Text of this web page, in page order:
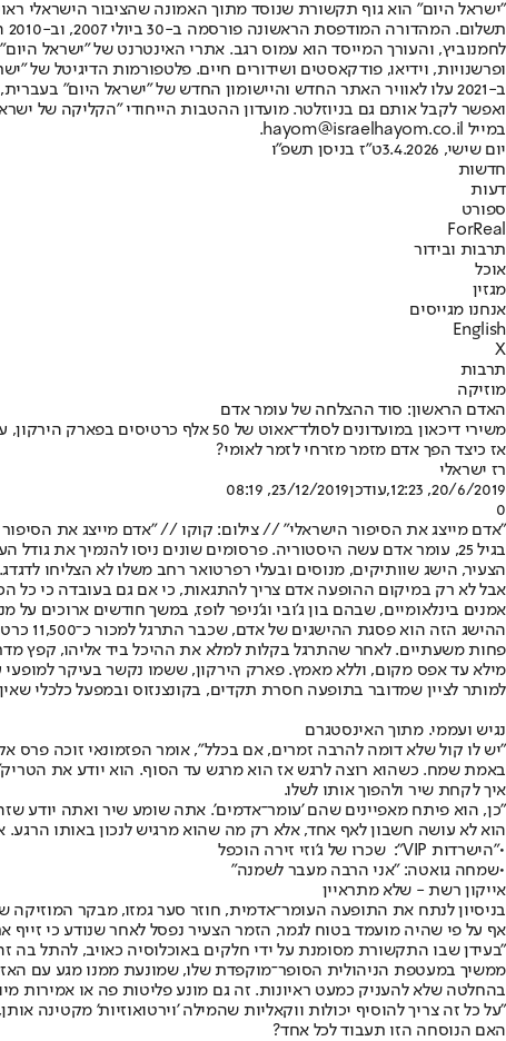
"ישראל היום" הוא גוף תקשורת שנוסד מתוך האמונה שהציבור הישראלי
ופרשנויות, וידיאו, פודקאסטים ושידורים חיים. פלטפורמות הדיגיטל של
ב-2021 עלו לאוויר האתר החדש והיישומון החדש של "ישראל היום"
ואפשר לקבל אותם גם בניוזלטר. מועדון ההטבות הייחודי "הקליקה של
במייל hayom@israelhayom.co.il.
יום שישי, 3.4.2026
ט"ז בניסן תשפ"ו
חדשות
דעות
ספורט
ForReal
תרבות ובידור
אוכל
מגזין
אנחנו מגייסים
English
X
תרבות
מוזיקה
האדם הראשון: סוד ההצלחה של עומר אדם
אז כיצד הפך אדם מזמר מזרחי לזמר לאומי?
רז ישראלי
20/6/2019, 12:23
,עודכן23/12/2019, 08:19
0
"אדם מייצג את הסיפור הישראלי" // צילום: קוקו // "אדם מייצג את הסיפור
הצעיר, הישג שוותיקים, מנוסים ובעלי רפרטואר רחב משלו לא הצליחו לדגדג.
אמנים בינלאומיים, שבהם בון ג'ובי וג'ניפר לופז, במשך חודשים ארוכים
מילא עד אפס מקום, וללא מאמץ. פארק הירקון, ששמו נקשר בעיקר
למותר לציין שמדובר בתופעה חסרת תקדים, בקונצנזוס ובמפעל כלכלי
נגיש ועממי. מתוך האינסטגרם
"יש לו קול שלא דומה להרבה זמרים, אם בכלל", אומר הפזמונאי זוכה פרס
באמת שמח. כשהוא רוצה לרגש אז הוא מרגש עד הסוף. הוא יודע את
איך לקחת שיר ולהפוך אותו לשלו.
"כן, הוא פיתח מאפיינים שהם 'עומר־אדמים'. אתה שומע שיר ואתה יודע
הוא לא עושה חשבון לאף אחד, אלא רק מה שהוא מרגיש לנכון באותו
•"הישרדות ‭ :"VIP‬ שכרו של ג'וזי זירה הוכפל
•שמחה גואטה: "אני הרבה מעבר לשמנה"
אייקון רשת - שלא מתראיין
בניסיון לנתח את התופעה העומר־אדמית, חוזר סער גמזו, מבקר המוזיקה
אף על פי שהיה מועמד בטוח לגמר, הזמר הצעיר נפסל לאחר שנודע כי זייף את גילו,
"בעידן שבו התקשורת מסומנת על ידי חלקים באוכלוסיה כאויב, להתל בה
ממשיך במעטפת הניהולית הסופר־מוקפדת שלו, שמונעת ממנו מגע עם
בהחלטה שלא להעניק כמעט ראיונות. זה גם מונע פליטות פה או אמירות
"על כל זה צריך להוסיף יכולות ווקאליות שהמילה 'וירטואוזיות'
האם הנוסחה הזו תעבוד לכל אחד?